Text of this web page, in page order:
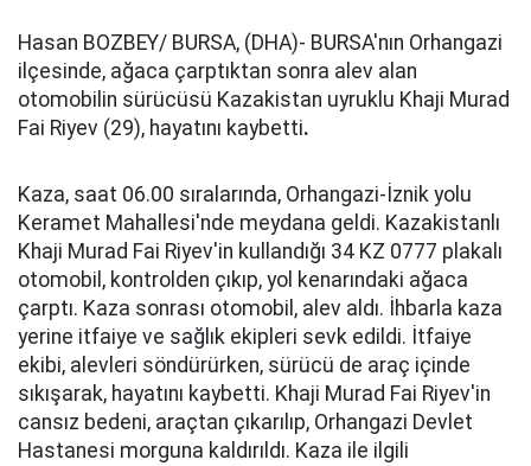
Hasan BOZBEY/ BURSA, (DHA)- BURSA'nın Orhangazi
ilçesinde, ağaca çarptıktan sonra alev alan
otomobilin sürücüsü Kazakistan uyruklu Khaji Murad
Fai Riyev (29), hayatını kaybetti.
Kaza, saat 06.00 sıralarında, Orhangazi-İznik yolu
Keramet Mahallesi'nde meydana geldi. Kazakistanlı
Khaji Murad Fai Riyev'in kullandığı 34 KZ 0777 plakalı
otomobil, kontrolden çıkıp, yol kenarındaki ağaca
çarptı. Kaza sonrası otomobil, alev aldı. İhbarla kaza
yerine itfaiye ve sağlık ekipleri sevk edildi. İtfaiye
ekibi, alevleri söndürürken, sürücü de araç içinde
sıkışarak, hayatını kaybetti. Khaji Murad Fai Riyev'in
cansız bedeni, araçtan çıkarılıp, Orhangazi Devlet
Hastanesi morguna kaldırıldı. Kaza ile ilgili